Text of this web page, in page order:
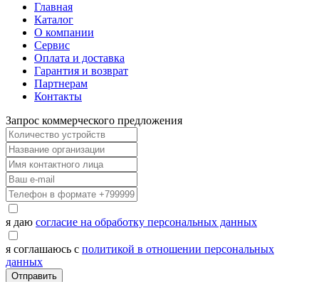
Главная
Каталог
О компании
Сервис
Оплата и доставка
Гарантия и возврат
Партнерам
Контакты
Запрос коммерческого предложения
я даю согласие на обработку персональных данных
я соглашаюсь с политикой в отношении персональных
данных
Отправить